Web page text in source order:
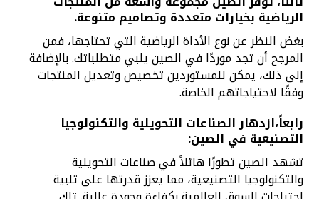
الرياضية بخيارات متعددة وتصاميم متنوعة.
بغض النظر عن نوع الأداة الرياضية التي تحتاجها، فمن
المرجح أن تجد موردًا في الصين يلبي متطلباتك. بالإضافة
إلى ذلك، يمكن للمستوردين تخصيص وتعديل المنتجات
وفقًا لاحتياجاتهم الخاصة.
رابعاً،ازدهار الصناعات التحويلية والتكنولوجيا
التصنيعية في الصين:
تشهد الصين تطورًا هائلاً في صناعات التحويلية
والتكنولوجيا التصنيعية، مما يعزز قدرتها على تلبية